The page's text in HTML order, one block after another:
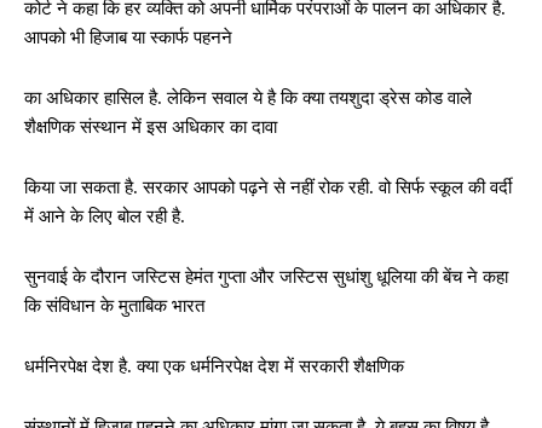
कोर्ट ने कहा कि हर व्यक्ति को अपनी धार्मिक परंपराओं के पालन का अधिकार है.
आपको भी हिजाब या स्कार्फ पहनने
का अधिकार हासिल है. लेकिन सवाल ये है कि क्या तयशुदा ड्रेस कोड वाले
शैक्षणिक संस्थान में इस अधिकार का दावा
किया जा सकता है. सरकार आपको पढ़ने से नहीं रोक रही. वो सिर्फ स्कूल की वर्दी
में आने के लिए बोल रही है.
सुनवाई के दौरान जस्टिस हेमंत गुप्ता और जस्टिस सुधांशु धूलिया की बेंच ने कहा
कि संविधान के मुताबिक भारत
धर्मनिरपेक्ष देश है. क्या एक धर्मनिरपेक्ष देश में सरकारी शैक्षणिक